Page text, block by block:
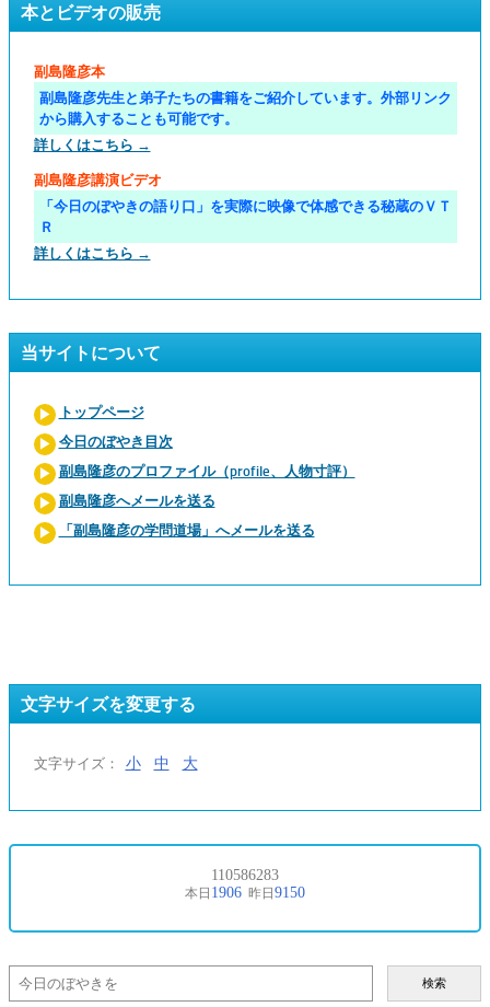
本とビデオの販売
副島隆彦本
副島隆彦先生と弟子たちの書籍をご紹介しています。外部リンク
から購入することも可能です。
詳しくはこちら →
副島隆彦講演ビデオ
「今日のぼやきの語り口」を実際に映像で体感できる秘蔵のＶＴ
Ｒ
詳しくはこちら →
当サイトについて
トップページ
今日のぼやき目次
副島隆彦のプロファイル（profile、人物寸評）
副島隆彦へメールを送る
「副島隆彦の学問道場」へメールを送る
文字サイズを変更する
文字サイズ： 小 中 大
検索